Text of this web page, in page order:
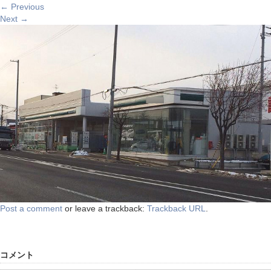
← Previous
Next →
Post a comment or leave a trackback: Trackback URL
コメント